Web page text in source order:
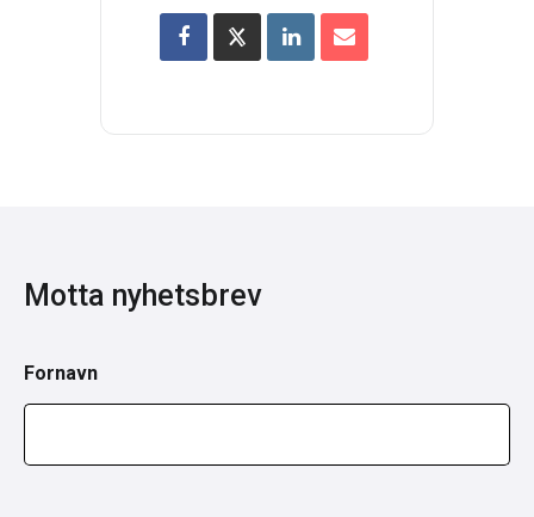
Motta nyhetsbrev
Fornavn